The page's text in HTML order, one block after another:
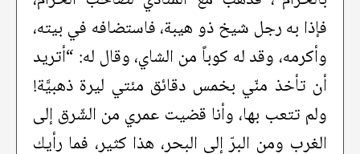
فإذا به رجل شيخ ذو هيبة، فاستضافه في بيته،
وأكرمه، وقد له كوباً من الشاي، وقال له: “أتريد
أن تأخذ منّي بخمس دقائق مئتي ليرة ذهبيَّة!
ولم تتعب بها، وأنا قضيت عمري من الشّرق إلى
الغرب ومن البرّ إلى البحر، هذا كثير، فما رأيك